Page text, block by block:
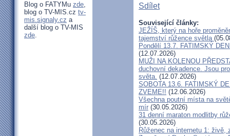
Blog o FATYMu zde,
blog o TV-MIS.cz tv-
mis.signaly.cz a
další blog o TV-MIS
zde.
Sdílet
Související články:
JEŽÍŠ, který na hoře
tajemství růžence světla
Pondělí 13.7. FATIMSKÝ
(12.07.2026)
MUŽI NA KOLENOU
duchovní dekadence. Jsou
světa. (12.07.2026)
SOBOTA 13.6. FATIMSKÝ
ZVEME!! (12.06.2026)
Všechna poutní místa na
mír (30.05.2026)
31 denní maraton modlitby
(30.05.2026)
Růženec na internetu 1: